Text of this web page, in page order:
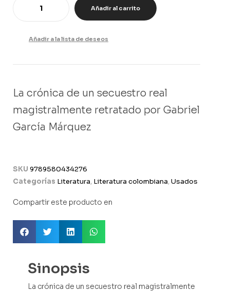
Añadir al carrito
Añadir a la lista de deseos
La crónica de un secuestro real
magistralmente retratado por Gabriel
García Márquez
SKU 9789580434276
Categorías Literatura, Literatura colombiana,Usados
Compartir este producto en
Sinopsis
La crónica de un secuestro real magistralmente